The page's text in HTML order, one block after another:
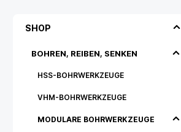
SHOP
BOHREN, REIBEN, SENKEN
HSS-BOHRWERKZEUGE
VHM-BOHRWERKZEUGE
MODULARE BOHRWERKZEUGE